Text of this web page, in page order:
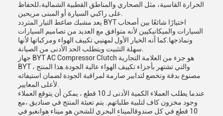
الحرارة القاسية، مثل الصحاري والمناطق القطبية الشمالية،للحفاظ
يعد مشبك ضاغط التيار المتردد BYT اختيارًا شائعًا بين أصحاب
السيارات والميكانيكيين لأنه متوافق مع العديد من تصاميم السيارات
ونماذجها.كما أنه الخيار الأول لمهنيي تكييف الهواء ومركباتها لأنها
جهاز BYT AC Compressor Clutch هو جزء من العلامة التجارية
BYT ، والتي تشتهر بأجزاء تكييف الهواء عالية الجودة.هذا المنتج
مصنوع بدقة وتخضع لتدابير صارمة لمراقبة الجودة لضمان استيفائه
عندما يطلب العملاء الكمية الأدنى لـ 10 قطع ، يمكن أن يتوقع العملاء
وجود مخزون كاف لتلبية طلباتهم. يتم تعبئة المنتج في صناديق ،مع
10 قطع في كل صندوقالميناء البحري للشحن هو ميناء هوانغبو في